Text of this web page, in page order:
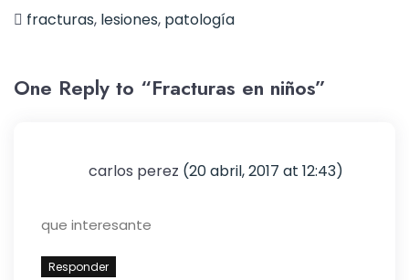
fracturas, lesiones, patología
One Reply to “Fracturas en niños”
carlos perez (20 abril, 2017 at 12:43)
que interesante
Responder